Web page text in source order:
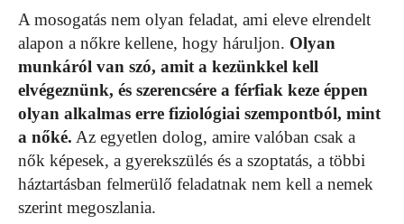
A mosogatás nem olyan feladat, ami eleve elrendelt
alapon a nőkre kellene, hogy háruljon. Olyan
munkáról van szó, amit a kezünkkel kell
elvégeznünk, és szerencsére a férfiak keze éppen
olyan alkalmas erre fiziológiai szempontból, mint
a nőké. Az egyetlen dolog, amire valóban csak a
nők képesek, a gyerekszülés és a szoptatás, a többi
háztartásban felmerülő feladatnak nem kell a nemek
szerint megoszlania.